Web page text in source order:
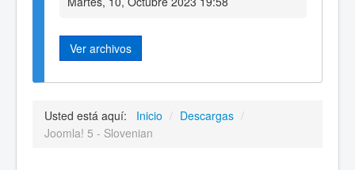
Ver archivos
Usted está aquí: Inicio / Descargas /
Joomla! 5 - Slovenian